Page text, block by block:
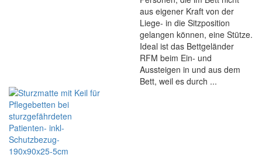
aus eigener Kraft von der
Liege- in die Sitzposition
gelangen können, eine Stütze.
Ideal ist das Bettgeländer
RFM beim Ein- und
Aussteigen in und aus dem
Bett, weil es durch ...